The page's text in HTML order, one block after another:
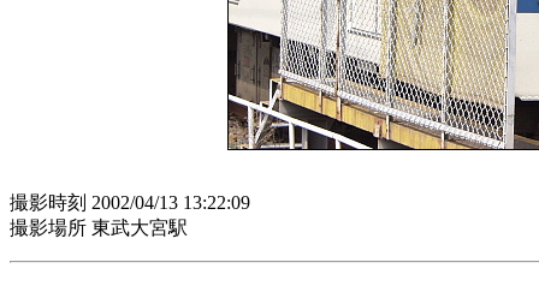
撮影時刻 2002/04/13 13:22:09
撮影場所 東武大宮駅